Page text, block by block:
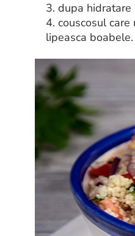
3. dupa hidratare
4. couscosul
lipeasca boabele.